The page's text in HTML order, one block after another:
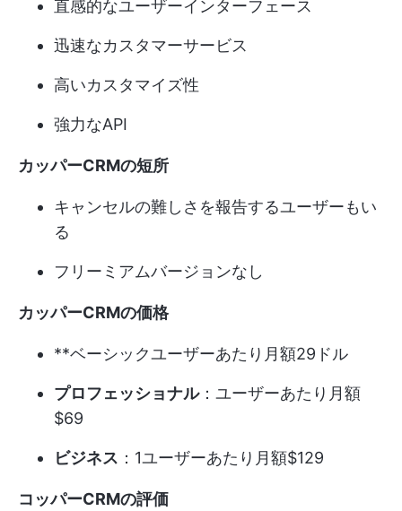
直感的なユーザーインターフェース
迅速なカスタマーサービス
高いカスタマイズ性
強力なAPI
カッパーCRMの短所
キャンセルの難しさを報告するユーザーもい
る
フリーミアムバージョンなし
カッパーCRMの価格
**ベーシックユーザーあたり月額29ドル
プロフェッショナル：ユーザーあたり月額
$69
ビジネス ：1ユーザーあたり月額$129
コッパーCRMの評価